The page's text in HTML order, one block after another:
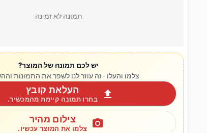
תמונה לא זמינה
יש לכם תמונה של המוצר?
צלמו והעלו - זה עוזר לנו לשפר את התמונות
upload העלאת קובץ
בחרו תמונה קיימת מהמכשיר.
photo_camera צילום מהיר
צלמו את המוצר עכשיו.